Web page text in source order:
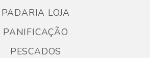
PADARIA LOJA
PANIFICAÇÃO
PESCADOS